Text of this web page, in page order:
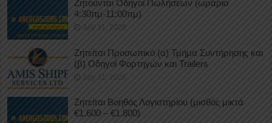
Ζητούνται Οδηγοί Πωλήσεων (ωράριο
4:30πμ-11:00πμ)
July 31, 2026
Ζητείται Προσωπικό (α) Τμήμα Συντήρησης και
(β) Οδηγοί Φορτηγών και Trailers
July 31, 2026
Ζητείται Βοηθός Λογιστηρίου (μισθός μικτά
€1.600 – €1.800)